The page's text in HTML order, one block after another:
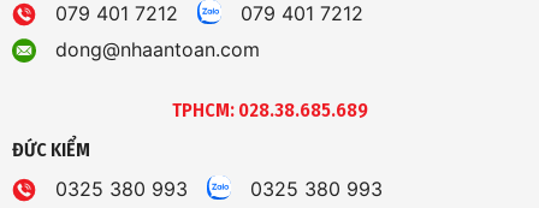
079 401 7212
079 401 7212
dong@nhaantoan.com
TPHCM: 028.38.685.689
ĐỨC KIỂM
0325 380 993
0325 380 993